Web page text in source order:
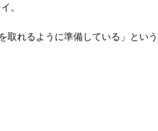
。
取れるように準備している」とい